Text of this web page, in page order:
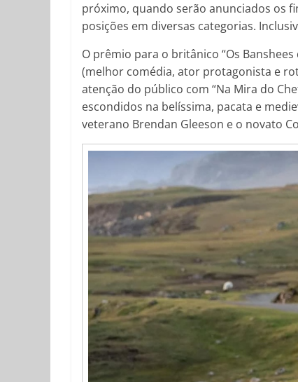
próximo, quando serão anunciados os
posições em diversas categorias.
O prêmio para o britânico “Os
(melhor comédia, ator protagonista e
atenção do público com “Na Mira do
escondidos na belíssima, pacata e
veterano Brendan Gleeson e o novato